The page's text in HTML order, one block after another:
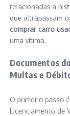
relacionadas a
que ultrapassam
comprar carro
uma vítima.
Documentos
Multas e
O primeiro passo
Licenciamento de